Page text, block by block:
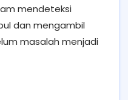
mendeteksi
dan mengambil
masalah menjadi